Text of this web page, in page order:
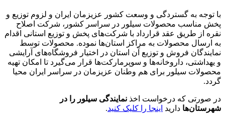
با توجه به گستردگی و وسعت کشور عزیزمان ایران و لزوم توزیع و
پخش مناسب محصولات سیلور در سراسر کشور، شرکت اصلاح
نقره از طریق عقد قرارداد با شرکت‌های پخش و توزیع استانی اقدام
به ارسال محصولات به مراکز استان‌ها نموده. محصولات توسط
نمایندگان فروش و توزیع آن استان در اختیار فروشگاه‌ها‌ی آرایشی
و یهداشتی، داروخانه‌ها و سوپرمارکت‌ها قرار می‌گیرد تا امکان تهیه
محصولات سیلور برای هم وطنان عزیزمان در سراسر ایران محیا
گردد.
در صورتی که درخواست اخذ نمایندگی سیلور را در
شهرستان‌ها دارید اینجا را کلیک کنید.